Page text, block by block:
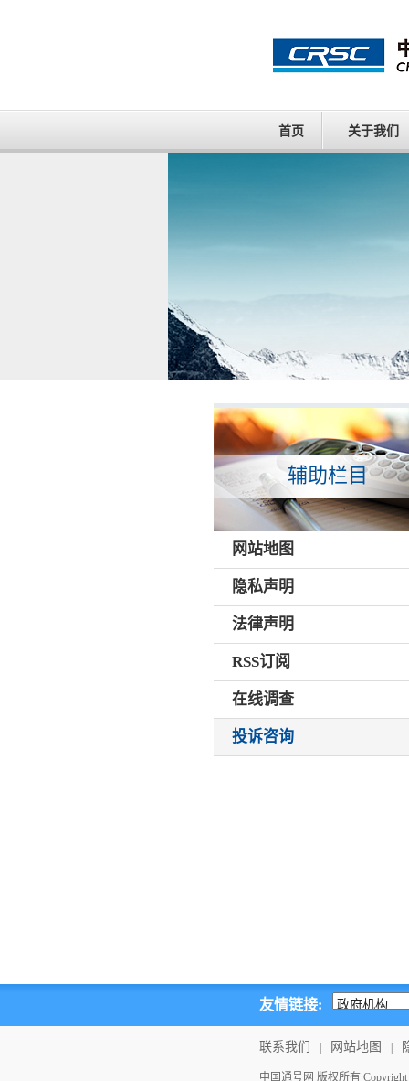
首页 关于我们
辅助栏目
网站地图
隐私声明
法律声明
RSS订阅
在线调查
投诉咨询
友情链接:
联系我们 网站地图
中国通号网 版权所有